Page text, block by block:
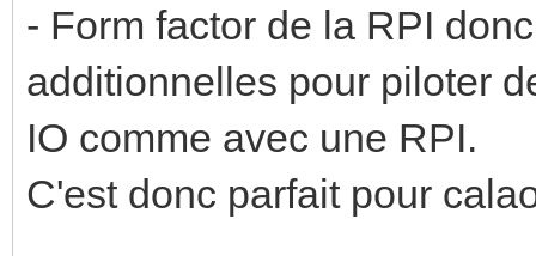
- Form factor de la RPI
additionnelles pour piloter
IO comme avec une RPI.
C'est donc parfait pour